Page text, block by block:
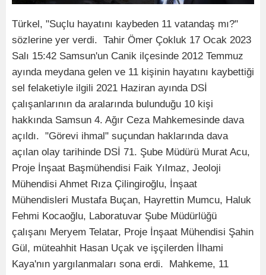
Türkel, "Suçlu hayatını kaybeden 11 vatandaş mı?"
sözlerine yer verdi. Tahir Ömer Çokluk 17 Ocak 2023
Salı 15:42 Samsun'un Canik ilçesinde 2012 Temmuz
ayında meydana gelen ve 11 kişinin hayatını kaybettiği
sel felaketiyle ilgili 2021 Haziran ayında DSİ
çalışanlarının da aralarında bulunduğu 10 kişi
hakkında Samsun 4. Ağır Ceza Mahkemesinde dava
açıldı. "Görevi ihmal" suçundan haklarında dava
açılan olay tarihinde DSİ 71. Şube Müdürü Murat Acu,
Proje İnşaat Başmühendisi Faik Yılmaz, Jeoloji
Mühendisi Ahmet Rıza Çilingiroğlu, İnşaat
Mühendisleri Mustafa Buçan, Hayrettin Mumcu, Haluk
Fehmi Kocaoğlu, Laboratuvar Şube Müdürlüğü
çalışanı Meryem Telatar, Proje İnşaat Mühendisi Şahin
Gül, müteahhit Hasan Uçak ve işçilerden İlhami
Kaya'nın yargılanmaları sona erdi. Mahkeme, 11